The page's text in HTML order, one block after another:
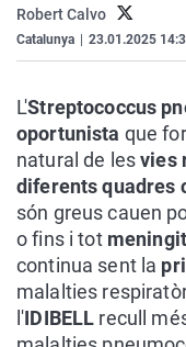
Robert Calvo
Catalunya 23.01.2025
L'Streptococcus
oportunista que
natural de lesvies
diferents quadres
són greus cauen
o fins i tot
continua sent la
malalties
l'IDIBELL recull